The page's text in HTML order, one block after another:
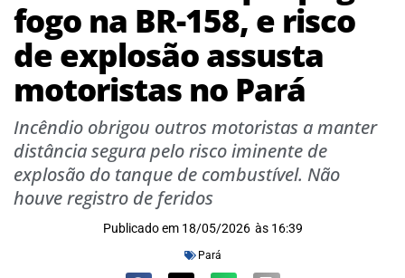
fogo na BR-158, e risco
de explosão assusta
motoristas no Pará
Incêndio obrigou outros motoristas a manter
distância segura pelo risco iminente de
explosão do tanque de combustível. Não
houve registro de feridos
Publicado em 18/05/2026 às 16:39
Pará